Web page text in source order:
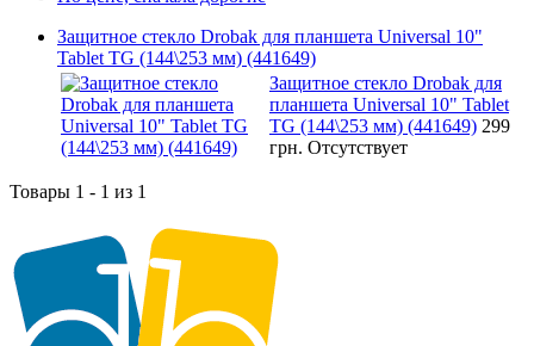
Защитное стекло Drobak для планшета Universal 10"
Tablet TG (144\253 мм) (441649)
Защитное стекло Drobak для
планшета Universal 10" Tablet
TG (144\253 мм) (441649) 299
грн. Отсутствует
Товары 1 - 1 из 1